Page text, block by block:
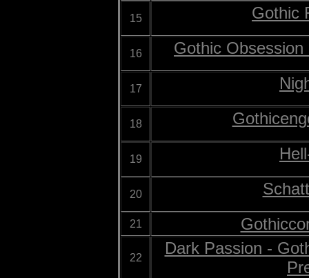
15 Gothic
16 Gothic
17
18
19
20
21
22
Dark Passion -